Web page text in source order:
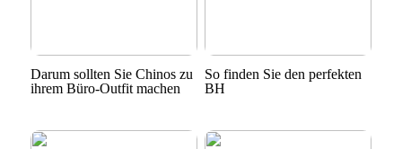
Darum sollten Sie Chinos zu
ihrem Büro-Outfit machen
So finden Sie den perfekten
BH